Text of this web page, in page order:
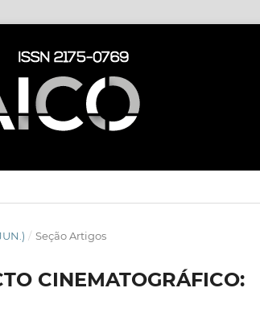
/ Seção Artigos
CINEMATOGRÁFICO: